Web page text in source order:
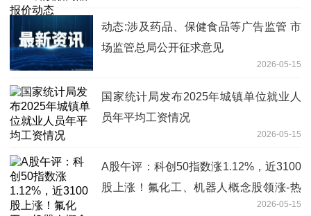
动态:涉及药品、保健食品等广告监管 市
场监管总局公开征求意见
2026-05-15
国家统计局发布2025年城镇单位就业人
员年平均工资情况
2026-05-15
A股午评：科创50指数涨1.12%，近3100
股上涨！氟化工、机器人概念股领涨-热
2026-05-15